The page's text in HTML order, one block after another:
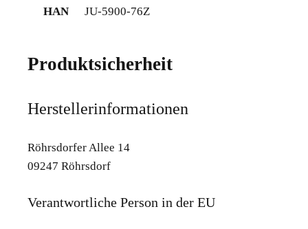
HAN JU-5900-76Z
Produktsicherheit
Herstellerinformationen
Röhrsdorfer Allee 14
09247 Röhrsdorf
Verantwortliche Person in der EU